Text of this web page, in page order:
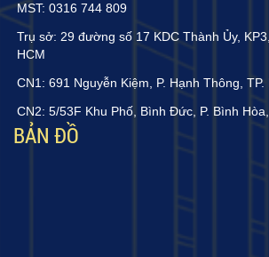
MST: 0316 744 809
Trụ sở: 29 đường số 17 KDC Thành Ủy,
HCM
CN1: 691 Nguyễn Kiệm, P. Hạnh Thông, TP.
CN2: 5/53F Khu Phố, Bình Đức, P. Bình
BẢN ĐỒ